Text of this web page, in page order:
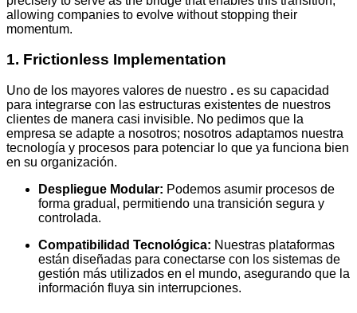
allowing companies to evolve without stopping their
momentum.
1. Frictionless Implementation
Uno de los mayores valores de nuestro . es su capacidad
para integrarse con las estructuras existentes de nuestros
clientes de manera casi invisible. No pedimos que la
empresa se adapte a nosotros; nosotros adaptamos nuestra
tecnología y procesos para potenciar lo que ya funciona bien
en su organización.
Despliegue Modular: Podemos asumir procesos de
forma gradual, permitiendo una transición segura y
controlada.
Compatibilidad Tecnológica: Nuestras plataformas
están diseñadas para conectarse con los sistemas de
gestión más utilizados en el mundo, asegurando que la
información fluya sin interrupciones.